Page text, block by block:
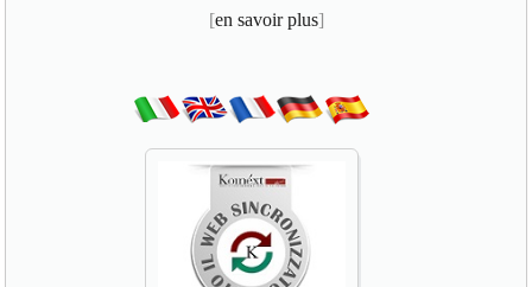
[en savoir plus]